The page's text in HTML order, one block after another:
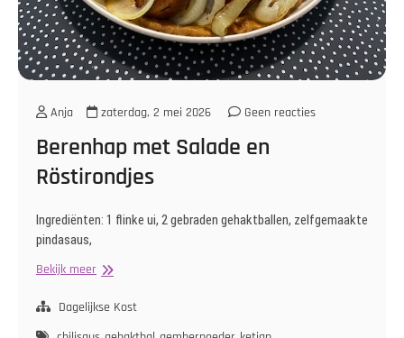
Anja zaterdag, 2 mei 2026 Geen reacties
Berenhap met Salade en
Röstirondjes
Ingrediënten: 1 flinke ui, 2 gebraden gehaktballen, zelfgemaakte
pindasaus,
Bekijk meerBerenhap
Salade
Dagelijkse Kost